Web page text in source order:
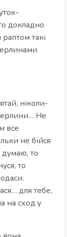
докладно
такі
ніколи-
Не
все
не бійся
то
то
для тебе,
на сход у